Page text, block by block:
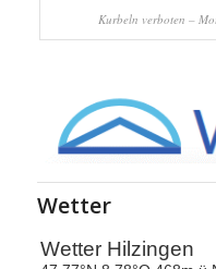
Kurbeln verboten –
Wetter